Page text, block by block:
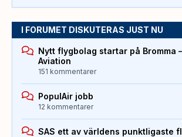
I FORUMET DISKUTERAS JUST NU
Nytt flygbolag startar på Bromma
Aviation
151 kommentarer
PopulAir jobb
12 kommentarer
SAS ett av världens punktligaste